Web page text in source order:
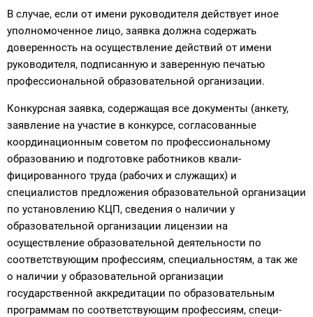
В случае, если от имени руководителя действует иное
уполномоченное лицо, заявка должна содержать
доверенность на осуществление действий от имени
руководителя, подписанную и заверенную печатью
профессиональной образовательной организации.
Конкурсная заявка, содержащая все документы (анкету,
заявление на участие в конкурсе, согласованные
координационным советом по профессиональному
образованию и подготовке работников квали­
фицированного труда (рабочих и служащих) и
специалистов предложения об­разовательной организации
по установлению КЦП, сведения о наличии у
образовательной организации лицензии на
осуществление образо­вательной деятельности по
соответствующим профессиям, специальностям, а так же
о наличии у образовательной организации
государственной аккредита­ции по образовательным
программам по соответствующим профессиям, специ­